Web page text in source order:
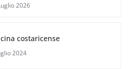
2026
costaricense
2024